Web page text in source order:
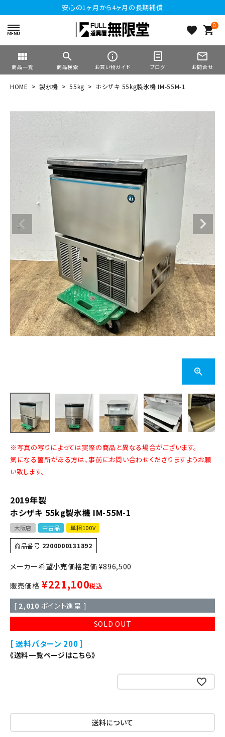
安心の1ヶ月から4ヶ月の長期補償
favorite 0
shopping_cart
view_module
商品一覧
search
商品検索
info_outline
お買い物ガイド ブログ
mail_outline
お問合せ
HOME 製氷機 55kg ホシザキ 55kg製氷機 IM-55M-1
※写真の写りによっては実際の商品と異なる場合がございます。
気になる箇所がある方は、事前にお問い合わせくださりますようお願
い致します。
2019年製
ホシザキ 55kg製氷機 IM-55M-1
大阪店 中古品 単相100V
商品番号 2200000131892
定価 ¥896,500
販売価格 ¥221,100税込
[ 2,010 ポイント進呈 ]
SOLD OUT
送料パターン 200
《送料一覧ページはこちら》
送料について